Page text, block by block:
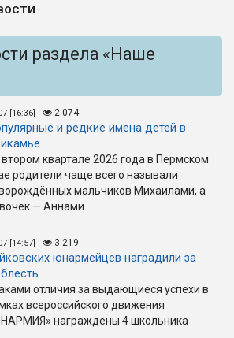
раздела «Наше
[16:36] 2 074
и редкие имена детей в
втором квартале 2026 года в Пермском
родители чаще всего называли
мальчиков Михаилами, а
— Аннами.
[14:57] 3 219
юнармейцев наградили за
отличия за выдающиеся успехи в
всероссийского движения
награждены 4 школьника